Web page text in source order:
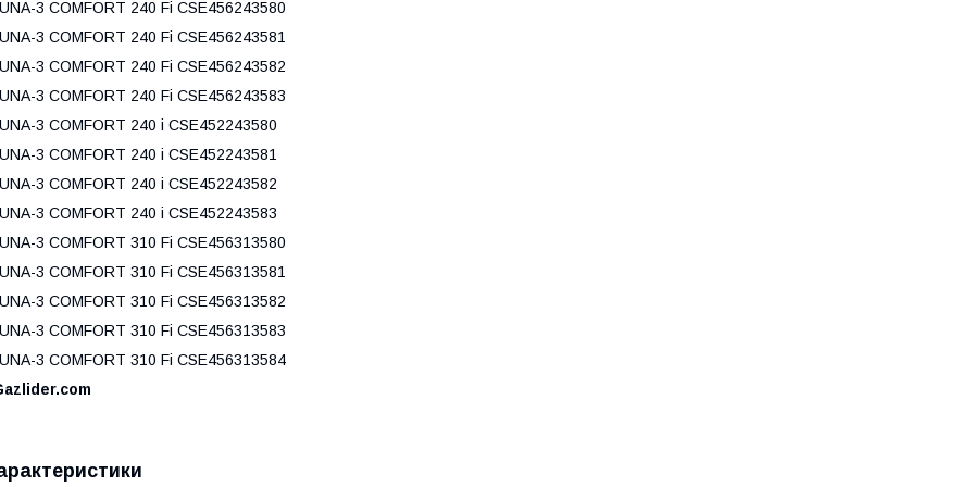
3 COMFORT 240 Fi CSE456243580
3 COMFORT 240 Fi CSE456243581
3 COMFORT 240 Fi CSE456243582
3 COMFORT 240 Fi CSE456243583
3 COMFORT 240 i CSE452243580
3 COMFORT 240 i CSE452243581
3 COMFORT 240 i CSE452243582
3 COMFORT 240 i CSE452243583
3 COMFORT 310 Fi CSE456313580
3 COMFORT 310 Fi CSE456313581
3 COMFORT 310 Fi CSE456313582
3 COMFORT 310 Fi CSE456313583
3 COMFORT 310 Fi CSE456313584